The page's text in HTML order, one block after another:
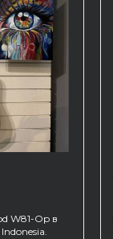
W81-Op в